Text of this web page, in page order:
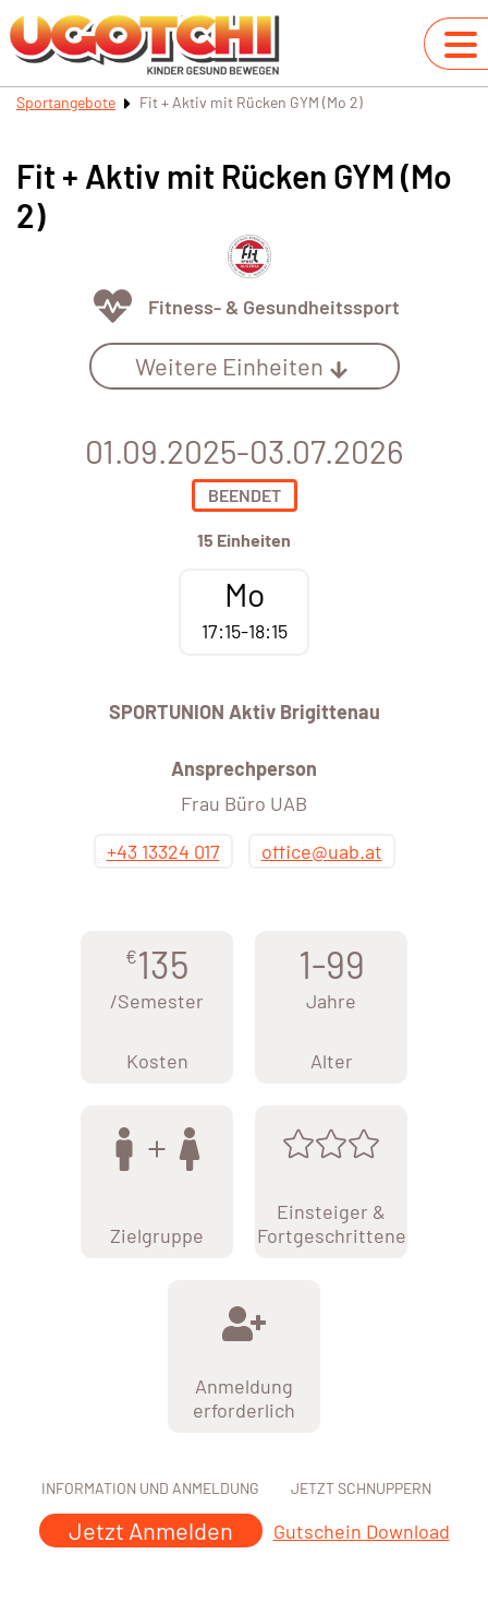
Sportangebote Fit + Aktiv mit Rücken GYM (Mo 2)
Fit + Aktiv mit Rücken GYM (Mo
2)
Fitness- & Gesundheitssport
Weitere Einheiten
01.09.2025-03.07.2026
BEENDET
15 Einheiten
Mo
17:15-18:15
SPORTUNION Aktiv Brigittenau
Ansprechperson
Frau Büro UAB
+43 13324 017
office@uab.at
€135
/Semester
Kosten
1-99
Jahre
Alter
Zielgruppe
Einsteiger &
Fortgeschrittene
Anmeldung
erforderlich
INFORMATION UND ANMELDUNG
Jetzt Anmelden
JETZT SCHNUPPERN
Gutschein Download